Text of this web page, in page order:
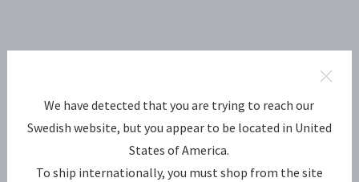
We have detected that you are trying to reach our
Swedish website, but you appear to be located in United
States of America.
To ship internationally, you must shop from the site